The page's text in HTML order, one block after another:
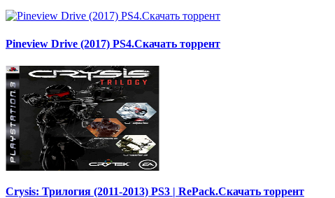
Pineview Drive (2017) PS4.Скачать торрент
Crysis: Трилогия (2011-2013) PS3 | RePack.Скачать торрент